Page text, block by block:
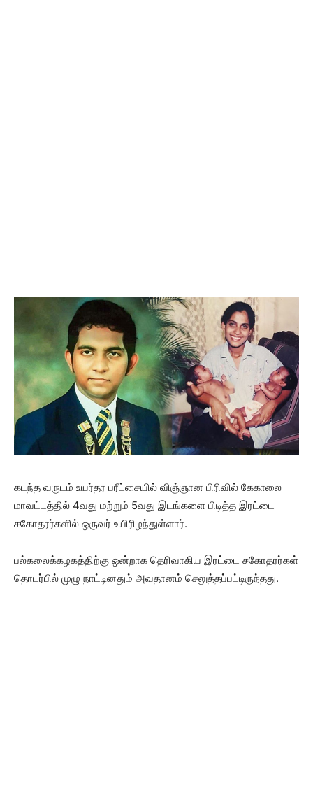
கடந்த வருடம் உயர்தர பரீட்சையில் விஞ்ஞான பிரிவில் கேகாலை
மாவட்டத்தில் 4வது மற்றும் 5வது இடங்களை பிடித்த இரட்டை
சகோதரர்களில் ஒருவர் உயிரிழந்துள்ளார்.
பல்கலைக்கழகத்திற்கு ஒன்றாக தெரிவாகிய இரட்டை சகோதரர்கள்
தொடர்பில் முழு நாட்டினதும் அவதானம் செலுத்தப்பட்டிருந்தது.